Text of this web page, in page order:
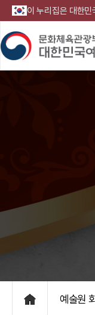
이 누리집은 대한
HOME 예술원